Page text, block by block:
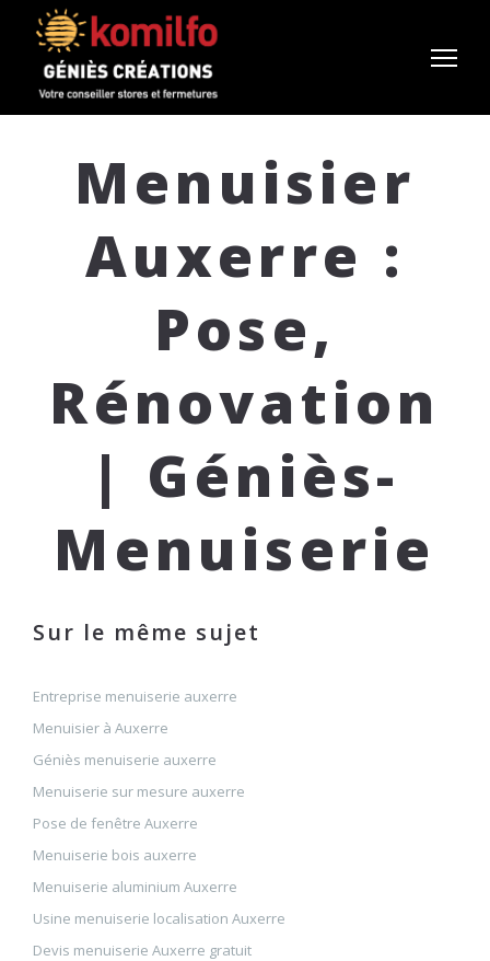
Menuisier
Auxerre :
Pose,
Rénovation
| Géniès-
Menuiserie
Sur le même sujet
Entreprise menuiserie auxerre
Menuisier à Auxerre
Géniès menuiserie auxerre
Menuiserie sur mesure auxerre
Pose de fenêtre Auxerre
Menuiserie bois auxerre
Menuiserie aluminium Auxerre
Usine menuiserie localisation Auxerre
Devis menuiserie Auxerre gratuit